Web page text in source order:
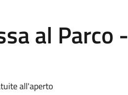
al Parco -
all'aperto